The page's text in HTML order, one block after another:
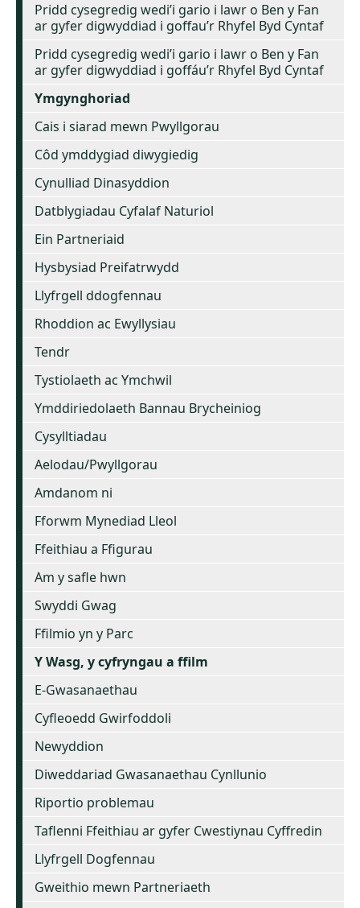
Pridd cysegredig wedi’i gario i lawr o Ben y Fan
ar gyfer digwyddiad i goffau’r Rhyfel Byd Cyntaf
Pridd cysegredig wedi’i gario i lawr o Ben y Fan
ar gyfer digwyddiad i goffáu’r Rhyfel Byd Cyntaf
Ymgynghoriad
Cais i siarad mewn Pwyllgorau
Côd ymddygiad diwygiedig
Cynulliad Dinasyddion
Datblygiadau Cyfalaf Naturiol
Ein Partneriaid
Hysbysiad Preifatrwydd
Llyfrgell ddogfennau
Rhoddion ac Ewyllysiau
Tendr
Tystiolaeth ac Ymchwil
Ymddiriedolaeth Bannau Brycheiniog
Cysylltiadau
Aelodau/Pwyllgorau
Amdanom ni
Fforwm Mynediad Lleol
Ffeithiau a Ffigurau
Am y safle hwn
Swyddi Gwag
Ffilmio yn y Parc
Y Wasg, y cyfryngau a ffilm
E-Gwasanaethau
Cyfleoedd Gwirfoddoli
Newyddion
Diweddariad Gwasanaethau Cynllunio
Riportio problemau
Taflenni Ffeithiau ar gyfer Cwestiynau Cyffredin
Llyfrgell Dogfennau
Gweithio mewn Partneriaeth